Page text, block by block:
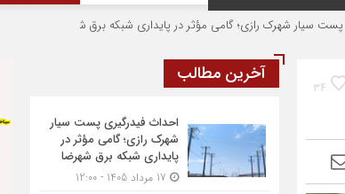
گامی مؤثر در پایداری شبکه برق شهرضا حسین نوری دونده
34
آخرین مطالب
احداث فیدرگیری پست سیار
شهرک رازی؛ گامی مؤثر در
پایداری شبکه برق شهرضا